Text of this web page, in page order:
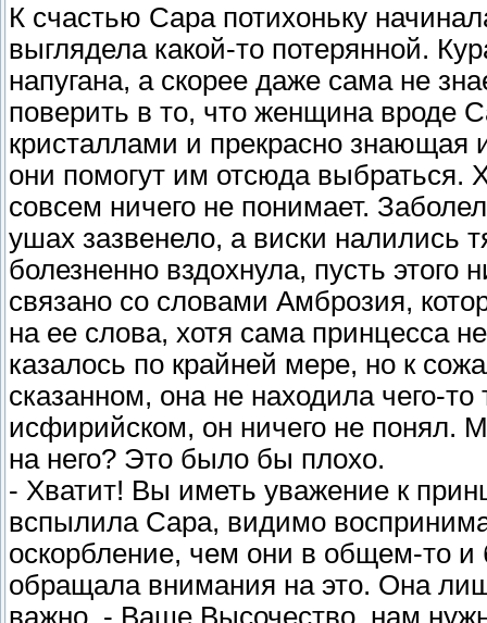
К счастью Сара потихоньку
выглядела какой-то потерянной.
напугана, а скорее даже сама не
поверить в то, что женщина вроде
кристаллами и прекрасно знающая
они помогут им отсюда выбраться.
совсем ничего не понимает.
ушах зазвенело, а виски налились
болезненно вздохнула, пусть
связано со словами Амброзия,
на ее слова, хотя сама принцесса
казалось по крайней мере, но к
сказанном, она не находила чего-
исфирийском, он ничего не понял.
на него? Это было бы плохо.
- Хватит! Вы иметь уважение к
вспылила Сара, видимо
оскорбление, чем они в общем-то
обращала внимания на это. Она
важно. - Ваше Высочество, нам